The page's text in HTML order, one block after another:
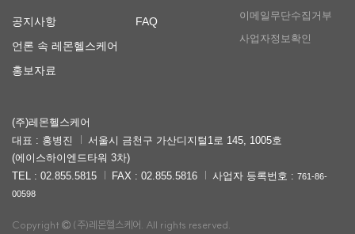
공지사항
언론 속 레몬헬스케어
홍보자료
FAQ
이메일무단수집거부
사업자정보확인
(주)레몬헬스케어
대표 : 홍병진
서울시 금천구 가산디지털1로 145, 1005호
(에이스하이엔드타워 3차)
TEL : 02.855.5815
FAX : 02.855.5816 사업자 등록번호 : 761-86-
00598
Copyright (주)레몬헬스케어. All rights reserved.